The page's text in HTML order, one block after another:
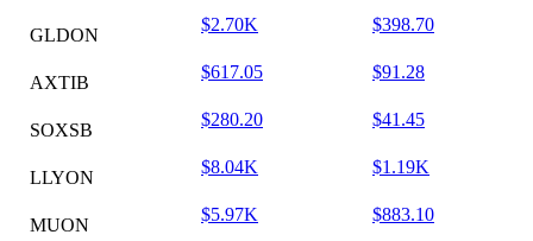
GLDON
$2.70K $398.70
AXTIB
$617.05 $91.28
SOXSB
$280.20 $41.45
LLYON
$8.04K $1.19K
MUON
$5.97K $883.10